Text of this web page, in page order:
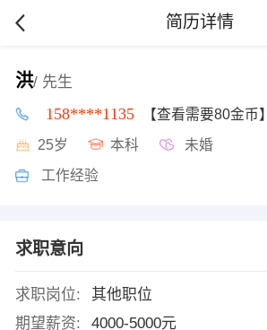
简历详情
洪/ 先生
158****1135 【查看需要80金币】
25岁 本科 未婚
工作经验
求职意向
求职岗位:
其他职位
期望薪资:
4000-5000元